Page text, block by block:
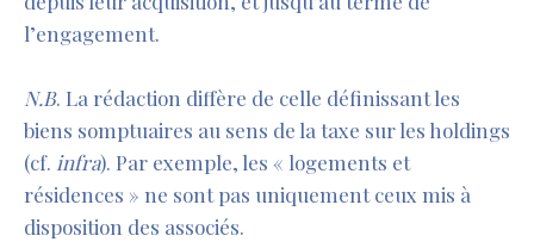
l’engagement.
N.B. La rédaction diffère de celle définissant les
biens somptuaires au sens de la taxe sur les holdings
(cf. infra). Par exemple, les « logements et
résidences » ne sont pas uniquement ceux mis à
disposition des associés.